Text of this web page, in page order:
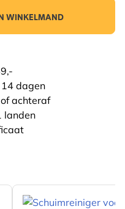
WINKELMAND
dagen
achteraf
landen